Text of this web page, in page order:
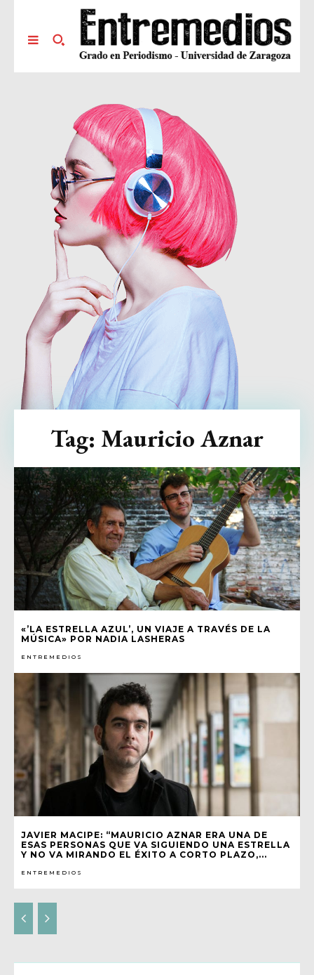
«’LA ESTRELLA AZUL’, UN VIAJE A TRAVÉS DE LA
MÚSICA» POR NADIA LASHERAS
ENTREMEDIOS
JAVIER MACIPE: “MAURICIO AZNAR ERA UNA DE
ESAS PERSONAS QUE VA SIGUIENDO UNA ESTRELLA
Y NO VA MIRANDO EL ÉXITO A CORTO PLAZO,...
ENTREMEDIOS
Tag: Mauricio Aznar